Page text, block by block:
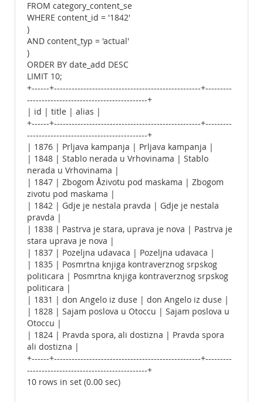
FROM category_content_se
WHERE content_id = '1842'
)
AND content_typ = 'actual'
)
ORDER BY date_add DESC
LIMIT 10;
+------+--------------------------------------------------+---------
-----------------------------------------+
| id | title | alias |
+------+--------------------------------------------------+---------
-----------------------------------------+
| 1876 | Prljava kampanja | Prljava kampanja |
| 1848 | Stablo nerada u Vrhovinama | Stablo
nerada u Vrhovinama |
| 1847 | Zbogom Åzivotu pod maskama | Zbogom
zivotu pod maskama |
| 1842 | Gdje je nestala pravda | Gdje je nestala
pravda |
| 1838 | Pastrva je stara, uprava je nova | Pastrva je
stara uprava je nova |
| 1837 | Pozeljna udavaca | Pozeljna udavaca |
| 1835 | Posmrtna knjiga kontraverznog srpskog
politicara | Posmrtna knjiga kontraverznog srpskog
politicara |
| 1831 | don Angelo iz duse | don Angelo iz duse |
| 1828 | Sajam poslova u Otoccu | Sajam poslova u
Otoccu |
| 1824 | Pravda spora, ali dostizna | Pravda spora
ali dostizna |
+------+--------------------------------------------------+---------
-----------------------------------------+
10 rows in set (0.00 sec)